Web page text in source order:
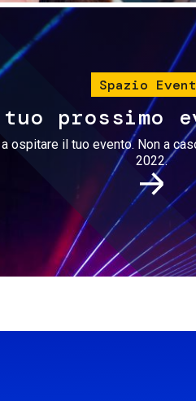
Spazio
prossimo
ospitare il tuo evento. Non a
2022.